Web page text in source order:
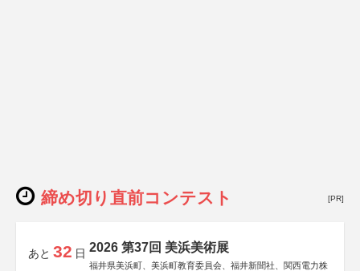
締め切り直前コンテスト [PR]
あと 32 日 2026 第37回 美浜美術展
福井県美浜町、美浜町教育委員会、福井新聞社、関西電力株